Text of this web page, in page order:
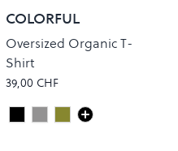
COLORFUL
STANDARD
Oversized Organic T-
Shirt
39,00 CHF
Colour
Deep Black
Heather Grey
Dusty Olive